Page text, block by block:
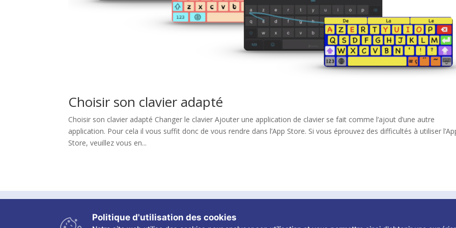
Choisir son clavier adapté
Choisir son clavier adapté Changer le clavier Ajouter une application de clavier se fait comme l’ajout d’une autre
application. Pour cela il vous suffit donc de vous rendre dans l’App Store. Si vous éprouvez des difficultés à utiliser
Store, veuillez vous en...
Copyright ©2026 Les fiches tactiles du CRETH – Tous droits réservés
Politique d'utilisation des cookies